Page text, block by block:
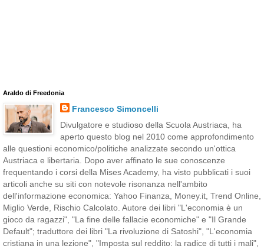
Araldo di Freedonia
Francesco Simoncelli
Divulgatore e studioso della Scuola Austriaca, ha
aperto questo blog nel 2010 come approfondimento
alle questioni economico/politiche analizzate secondo un'ottica
Austriaca e libertaria. Dopo aver affinato le sue conoscenze
frequentando i corsi della Mises Academy, ha visto pubblicati i suoi
articoli anche su siti con notevole risonanza nell'ambito
dell'informazione economica: Yahoo Finanza, Money.it, Trend Online,
Miglio Verde, Rischio Calcolato. Autore dei libri "L'economia è un
gioco da ragazzi", "La fine delle fallacie economiche" e "Il Grande
Default"; traduttore dei libri "La rivoluzione di Satoshi", "L'economia
cristiana in una lezione", "Imposta sul reddito: la radice di tutti i mali",